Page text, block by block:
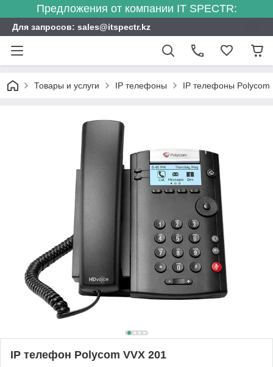
Предложения от компании IT SPECTR:
Для запросов: sales@itspectr.kz
Товары и услуги IP телефоны IP телефоны Polycom
IP телефон Polycom VVX 201